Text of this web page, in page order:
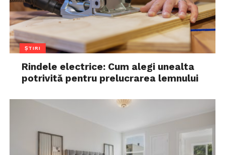
ȘTIRI
Rindele electrice: Cum alegi unealta
potrivită pentru prelucrarea lemnului